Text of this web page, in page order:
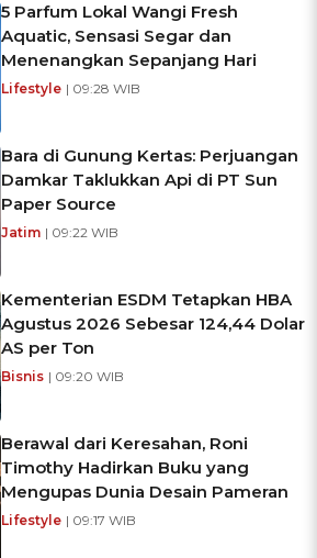
5 Parfum Lokal Wangi Fresh
Aquatic, Sensasi Segar dan
Menenangkan Sepanjang Hari
Lifestyle | 09:28 WIB
Bara di Gunung Kertas: Perjuangan
Damkar Taklukkan Api di PT Sun
Paper Source
Jatim | 09:22 WIB
Kementerian ESDM Tetapkan HBA
Agustus 2026 Sebesar 124,44 Dolar
AS per Ton
Bisnis | 09:20 WIB
Berawal dari Keresahan, Roni
Timothy Hadirkan Buku yang
Mengupas Dunia Desain Pameran
Lifestyle | 09:17 WIB